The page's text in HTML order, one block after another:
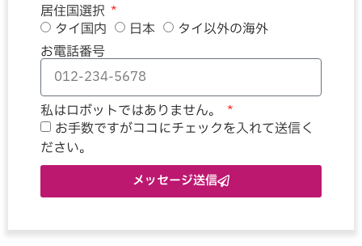
居住国選択
タイ国内
日本
タイ以外の海外
お電話番号
私はロボットではありません。
お手数ですがココにチェックを入れて送信く
ださい。
メッセージ送信